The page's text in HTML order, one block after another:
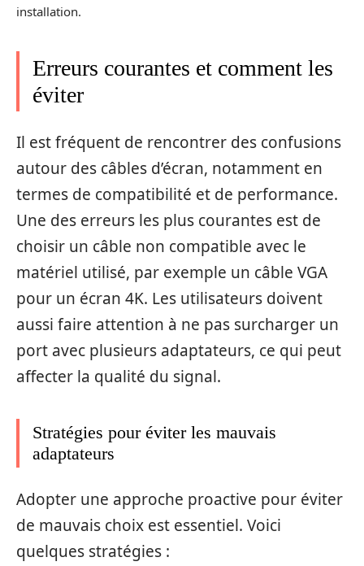
installation.
Erreurs courantes et comment les
éviter
Il est fréquent de rencontrer des confusions
autour des câbles d’écran, notamment en
termes de compatibilité et de performance.
Une des erreurs les plus courantes est de
choisir un câble non compatible avec le
matériel utilisé, par exemple un câble VGA
pour un écran 4K. Les utilisateurs doivent
aussi faire attention à ne pas surcharger un
port avec plusieurs adaptateurs, ce qui peut
affecter la qualité du signal.
Stratégies pour éviter les mauvais
adaptateurs
Adopter une approche proactive pour éviter
de mauvais choix est essentiel. Voici
quelques stratégies :